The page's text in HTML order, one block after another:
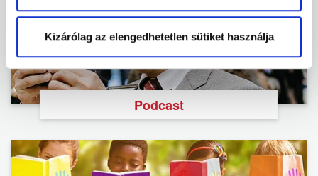
Kizárólag az elengedhetetlen sütiket használja
Podcast